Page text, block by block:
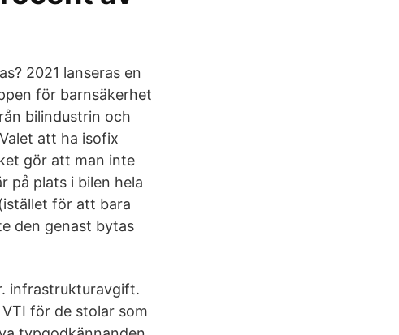
2021 lanseras en
för barnsäkerhet
bilindustrin och
att ha isofix
gör att man inte
på plats i bilen hela
för att bara
den genast bytas
infrastrukturavgift.
för de stolar som